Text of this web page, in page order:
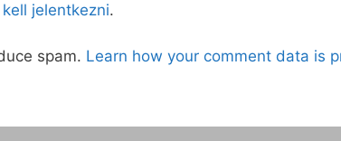
jelentkezni.
spam. Learn how your comment data is